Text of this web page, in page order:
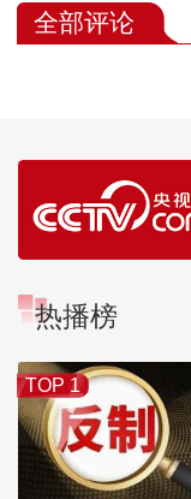
全部评论
热播榜
TOP 1